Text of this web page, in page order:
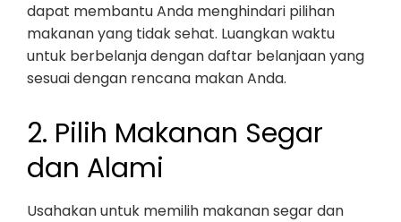
dapat membantu Anda menghindari pilihan
makanan yang tidak sehat. Luangkan waktu
untuk berbelanja dengan daftar belanjaan yang
sesuai dengan rencana makan Anda.
2. Pilih Makanan Segar
dan Alami
Usahakan untuk memilih makanan segar dan